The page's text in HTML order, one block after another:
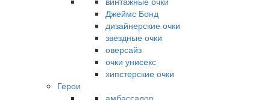
Джеймс Бонд
дизайнерские очки
звездные очки
оверсайз
очки унисекс
хипстерские очки
Герои